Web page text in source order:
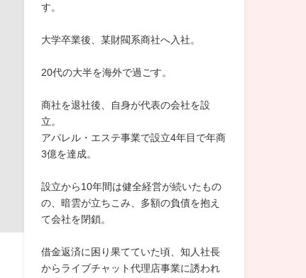
す。
大学卒業後、某財閥系商社へ入社。
20代の大半を海外で過ごす。
商社を退社後、自身が代表の会社を設
立。
アパレル・エステ事業で設立4年目で年商
3億を達成。
設立から10年間は健全経営が続いたもの
の、暗雲が立ちこみ、多額の負債を抱え
て会社を閉鎖。
借金返済に困り果てていた頃、知人社長
からライブチャット代理店事業に誘われ